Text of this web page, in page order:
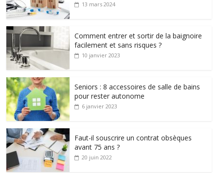
13 mars 2024
Comment entrer et sortir de la baignoire
facilement et sans risques ?
10 janvier 2023
Seniors : 8 accessoires de salle de bains
pour rester autonome
6 janvier 2023
Faut-il souscrire un contrat obsèques
avant 75 ans ?
20 juin 2022